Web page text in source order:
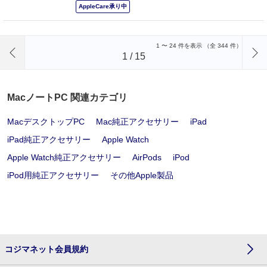
AppleCare承り中
1 〜 24 件を表示 （全 344 件）
1 / 15
MacノートPC 関連カテゴリ
MacデスクトップPC Mac純正アクセサリー
iPad
iPad純正アクセサリー
Apple Watch
Apple Watch純正アクセサリー
AirPods
iPod
iPod用純正アクセサリー
その他Apple製品
コジマネット会員規約